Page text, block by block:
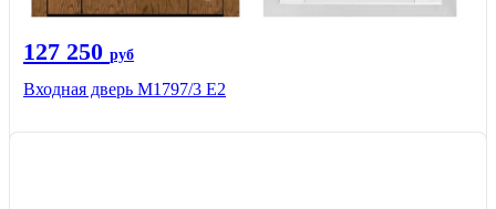
127 250 руб
Входная дверь М1797/3 Е2